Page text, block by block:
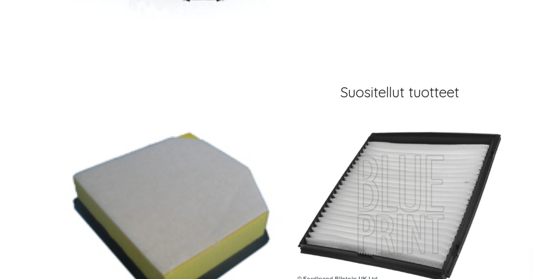
Suositellut tuotteet